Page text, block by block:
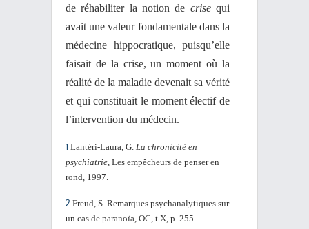
de réhabiliter la notion de crisequi
avait une valeur fondamentale dans la
médecine hippocratique, puisqu’elle
faisait de la crise, un moment où la
réalité de la maladie devenait sa vérité
et qui constituait le moment électif de
l’intervention du médecin.
1 Lantéri-Laura, G. La chronicité en
psychiatrie, Les empêcheurs de penser en
rond, 1997.
2 Freud, S. Remarques psychanalytiques sur
un cas de paranoïa, OC, t.X, p. 255.